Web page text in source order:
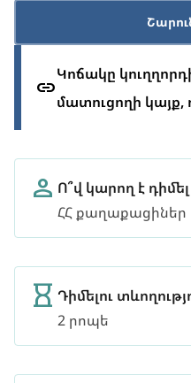
Կոճակը
մատուցողի կայք,
Ո՞վ կարող է դիմել
ՀՀ քաղաքացիներ
Դիմելու
2 րոպե